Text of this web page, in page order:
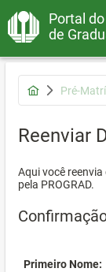
Portal
de
Pré-
Reenviar
Aqui você
pela PROGRAD.
Primeiro Nome: